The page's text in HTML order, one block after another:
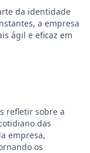
da identidade
a empresa
ágil e eficaz em
refletir sobre a
das
empresa,
os